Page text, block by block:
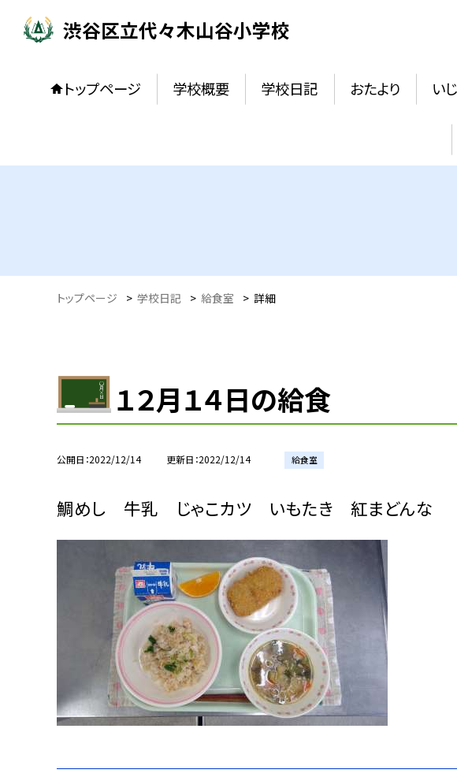
渋谷区立代々木山谷小学校
トップページ 学校概要 学校日記 おたより い
トップページ > 学校日記 > 給食室 > 詳細
１２月１４日の給食
公開日 2022/12/14 更新日 2022/12/14 給食室
鯛めし 牛乳 じゃこカツ いもたき 紅まどんな